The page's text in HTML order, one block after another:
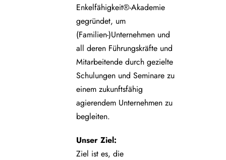
Enkelfähigkeit®-Akademie
gegründet, um
(Familien-)Unternehmen und
all deren Führungskräfte und
Mitarbeitende durch gezielte
Schulungen und Seminare zu
einem zukunftsfähig
agierendem Unternehmen zu
begleiten.
Unser Ziel:
Ziel ist es, die